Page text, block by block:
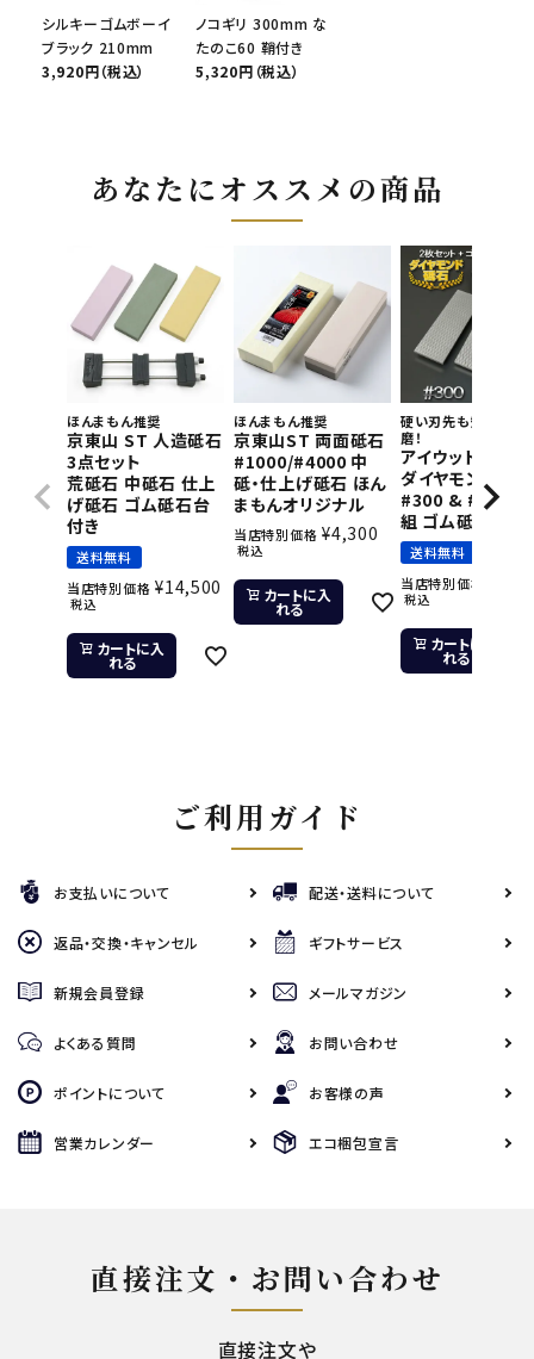
シルキーゴムボーイ
ブラック 210mm
3,920円（税込）
ノコギリ 300mm な
たのこ60 鞘付き
5,320円（税込）
あなたにオススメの商品
ほんまもん推奨
京東山 ST 人造砥石
3点セット
荒砥石 中砥石 仕上
げ砥石 ゴム砥石台
付き
送料無料
当店特別価格 ¥14,500
税込
カートに入
れる
ほんまもん推奨
京東山ST 両面砥石
#1000/#4000 中
砥・仕上げ砥石 ほん
まもんオリジナル
当店特別価格 ¥4,300
税込
カートに入
れる
硬い刃先も短時間で
磨！
アイウッド 片面
ダイヤモンド砥石
#300 & #800 2
組 ゴム砥石台付
送料無料
当店特別価格
税込
カートに入
れる
ご利用ガイド
お支払いについて 配送・送料について
返品・交換・キャンセル ギフトサービス
新規会員登録 メールマガジン
よくある質問 お問い合わせ
ポイントについて お客様の声
営業カレンダー エコ梱包宣言
直接注文・お問い合わせ
直接注文や